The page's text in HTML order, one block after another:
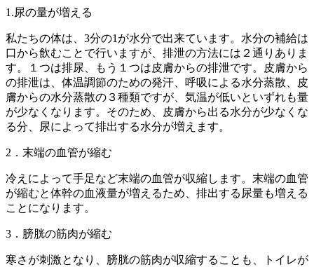
1.尿の量が増える
私たちの体は、3分の1が水分で出来ています。水分の補給は
口から飲むことで行いますが、排泄の方法には２通りありま
す。１つは排尿、もう１つは皮膚からの排泄です。皮膚から
の排泄は、体温調節のための発汗、呼吸による水分蒸散、皮
膚からの水分蒸散の３種類ですが、気温が低いといずれも量
が少なくなります。そのため、皮膚から出る水分が少なくな
る分、尿によって排出する水分が増えます。
2．末端の血管が縮む
冷えによって手足など末端の血管が収縮します。末端の血管
が縮むと体幹の血液量が増えるため、排出する尿量も増える
ことになります。
3．膀胱の筋肉が縮む
寒さが刺激となり、膀胱の筋肉が収縮することも、トイレが